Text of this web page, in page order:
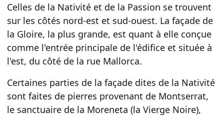
Celles de la Nativité et de la Passion se trouvent
sur les côtés nord-est et sud-ouest. La façade de
la Gloire, la plus grande, est quant à elle conçue
comme l'entrée principale de l'édifice et située à
l'est, du côté de la rue Mallorca.
Certaines parties de la façade dites de la Nativité
sont faites de pierres provenant de Montserrat,
le sanctuaire de la Moreneta (la Vierge Noire),